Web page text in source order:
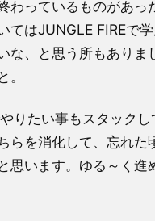
わっているものがあっ
てはJUNGLE FIREで
な、と思う所もありま
。
りたい事もスタックし
らを消化して、忘れた
思います。ゆる～く進